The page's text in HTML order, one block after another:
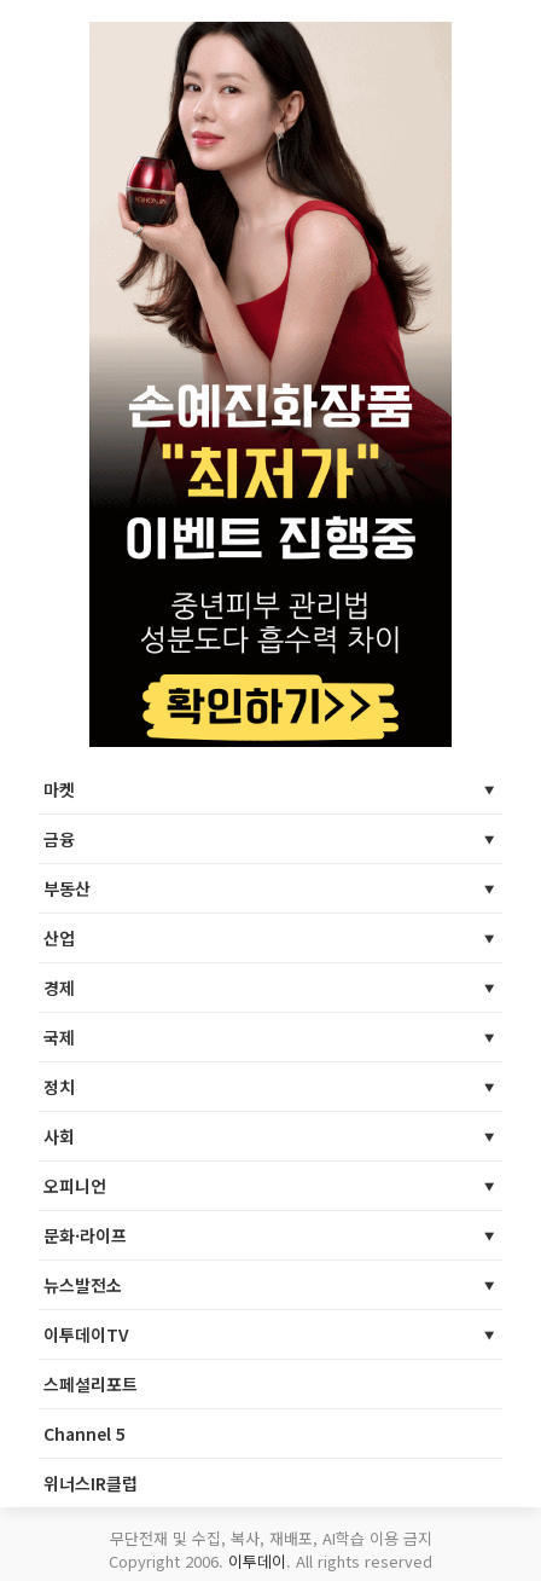
마켓
금융
부동산
산업
경제
국제
정치
사회
오피니언
문화·라이프
뉴스발전소
이투데이TV
스페셜리포트
Channel 5
위너스IR클럽
무단전재 및 수집, 복사, 재배포, AI학습 이용 금지
Copyright 2006. 이투데이. All rights reserved